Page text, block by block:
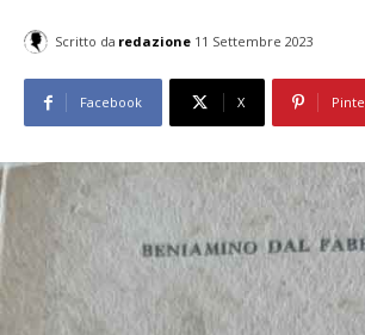
Scritto da redazione 11 Settembre 2023
Facebook X